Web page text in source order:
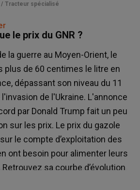
/ Tracteur spécialisé
le prix du GNR ?
la guerre au Moyen-Orient, le
plus de 60 centimes le litre en
dépassant son niveau du 11
de l'Ukraine. L'annonce
par Donald Trump fait un peu
sur les prix. Le prix du gazole
le compte d’exploitation des
ont besoin pour alimenter leurs
sa courbe d’évolution